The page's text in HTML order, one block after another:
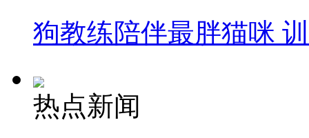
狗教练陪伴最胖猫咪
热点新闻